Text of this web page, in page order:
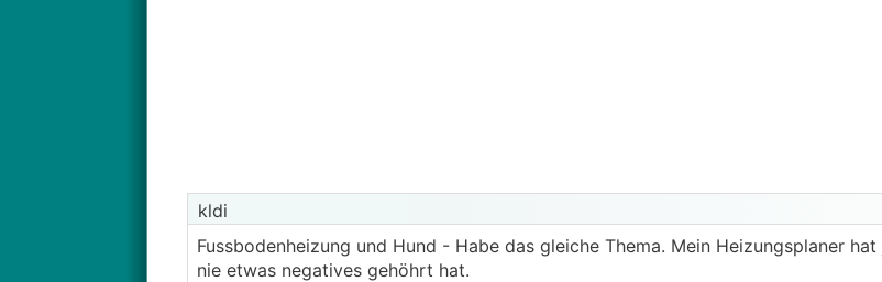
kldi
Fussbodenheizung und Hund - Habe das gleiche Thema. Mein Heizungsplaner
nie etwas negatives gehöhrt hat.